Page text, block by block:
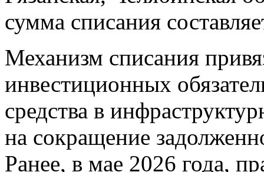
сумма списания
Механизм списания
инвестиционных
средства в
на сокращение
Ранее, в мае 2026 года,